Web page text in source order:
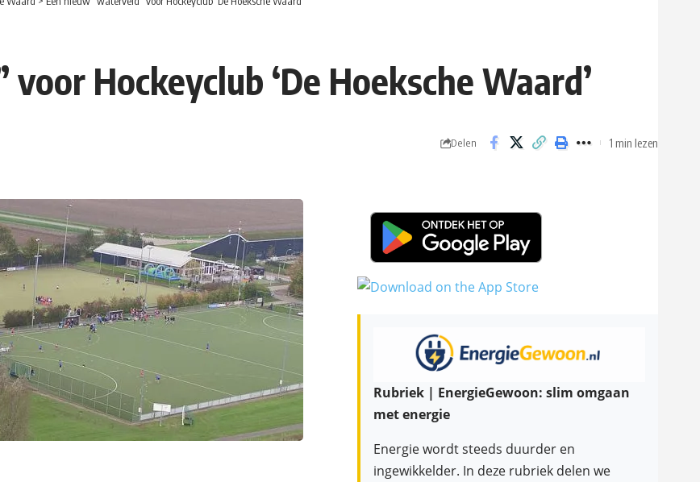
Hockeyclub ‘De Hoeksche Waard’
Delen 1 min lezen
Rubriek | EnergieGewoon: slim omgaan
met energie
Energie wordt steeds duurder en
ingewikkelder. In deze rubriek delen we